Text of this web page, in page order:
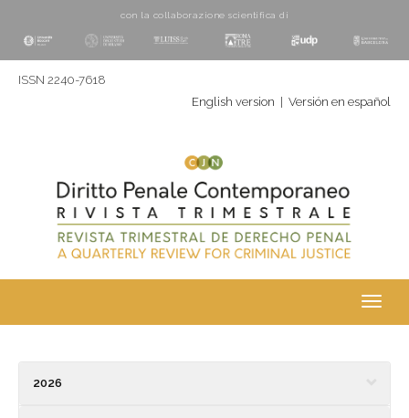
con la collaborazione scientifica di
ISSN 2240-7618
English version
Versión en español
2026